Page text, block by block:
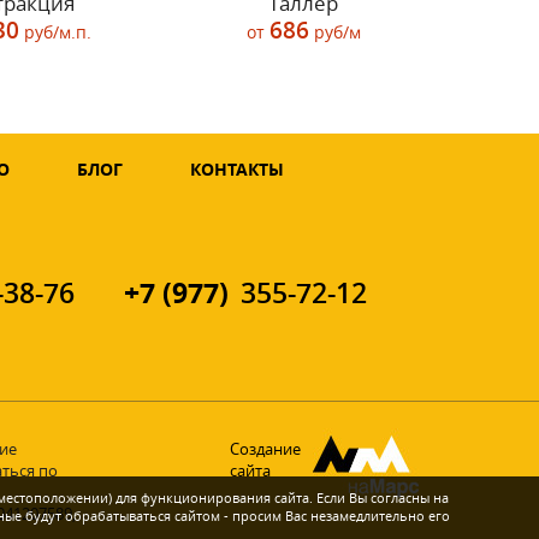
для функционирования сайта. Если Вы согласны на
будут обрабатываться сайтом - просим Вас незамедлительно его
руб/м.п. от 686 руб/м
БЛОГ КОНТАКТЫ
76 +7 (977) 355-72-12
по
Создание
сайта